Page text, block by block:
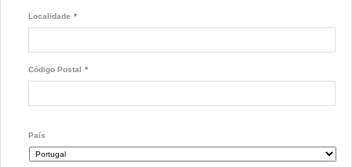
Localidade *
Código Postal *
País